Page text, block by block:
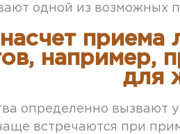
одной из возможных
приема
например,
для
определенно
встречаются при